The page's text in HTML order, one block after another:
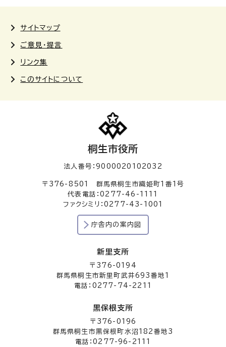
サイトマップ
ご意見・提言
リンク集
このサイトについて
桐生市役所
法人番号：9000020102032
〒376-8501 群馬県桐生市織姫町1番1号
代表電話：0277-46-1111
ファクシミリ：0277-43-1001
庁舎内の案内図
新里支所
〒376-0194
群馬県桐生市新里町武井693番地1
電話：0277-74-2211
黒保根支所
〒376-0196
群馬県桐生市黒保根町水沼182番地3
電話：0277-96-2111